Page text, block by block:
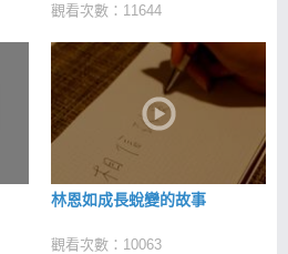
觀看次數：11644
林恩如成長蛻變的故事
觀看次數：10063